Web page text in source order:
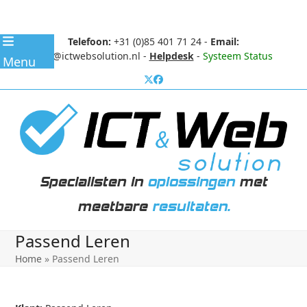
Skip
to
content
Menu
Telefoon: +31 (0)85 401 71 24 - Email:
info@ictwebsolution.nl - Helpdesk- Systeem Status
Specialisten in oplossingen met
meetbare resultaten.
Passend Leren
Home » Passend Leren